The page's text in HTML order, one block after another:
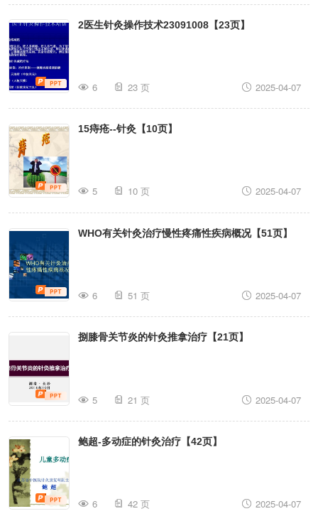
2医生针灸操作技术23091008【23页】
6 23 页 2025-04-07
15痔疮--针灸【10页】
5 10 页 2025-04-07
WHO有关针灸治疗慢性疼痛性疾病概况【51页】
6 51 页 2025-04-07
捌膝骨关节炎的针灸推拿治疗【21页】
5 21 页 2025-04-07
鲍超-多动症的针灸治疗【42页】
6 42 页 2025-04-07